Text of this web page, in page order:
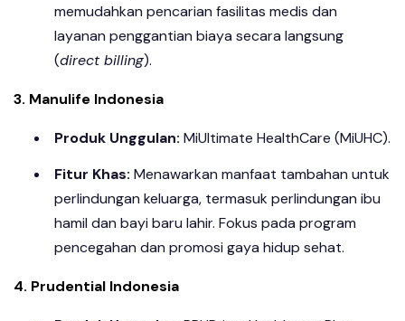
memudahkan pencarian fasilitas medis dan
layanan penggantian biaya secara langsung
(direct billing).
3. Manulife Indonesia
Produk Unggulan: MiUltimate HealthCare (MiUHC).
Fitur Khas: Menawarkan manfaat tambahan untuk
perlindungan keluarga, termasuk perlindungan ibu
hamil dan bayi baru lahir. Fokus pada program
pencegahan dan promosi gaya hidup sehat.
4. Prudential Indonesia